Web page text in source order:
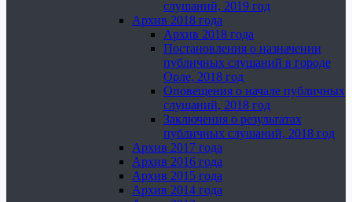
слушаний, 2019 год
Архив 2018 года
Архив 2018 года
Постановления о назначении
публичных слушаний в городе
Орле, 2018 год
Оповещения о начале публичных
слушаний, 2018 год
Заключения о результатах
публичных слушаний, 2018 год
Архив 2017 года
Архив 2016 года
Архив 2015 года
Архив 2014 года